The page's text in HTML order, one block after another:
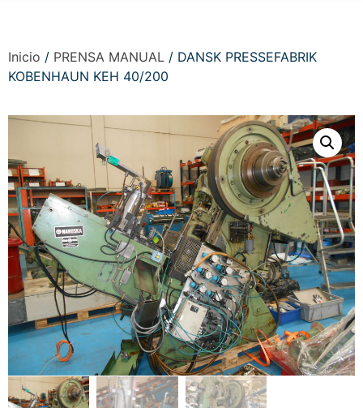
Inicio / PRENSA MANUAL / DANSK PRESSEFABRIK
KOBENHAUN KEH 40/200